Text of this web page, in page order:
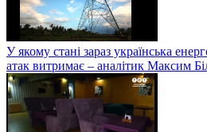
У якому стані зараз українська
атак витримає – аналітик Максим